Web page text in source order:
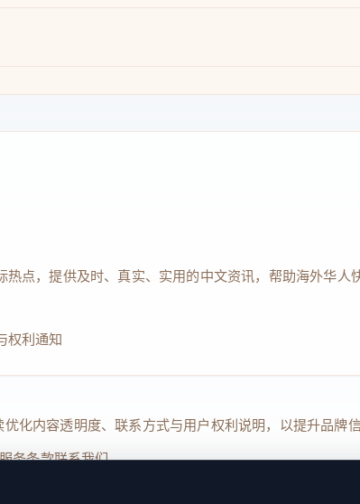
点，提供及时、真实、实用的中文资讯，帮助海外华人
权利通知
化内容透明度、联系方式与用户权利说明，以提升品牌
服务条款联系我们